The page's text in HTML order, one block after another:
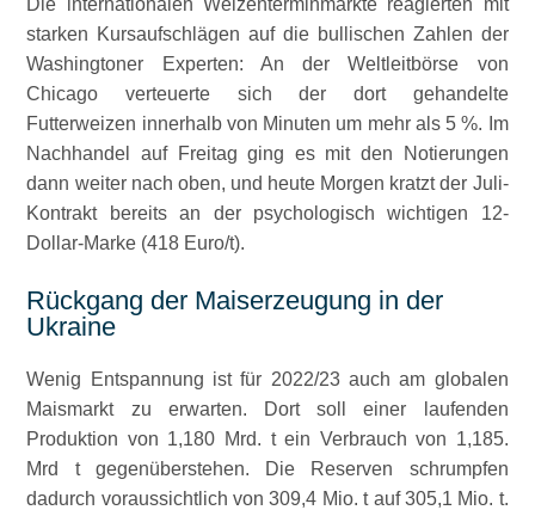
Die internationalen Weizenterminmärkte reagierten mit
starken Kursaufschlägen auf die bullischen Zahlen der
Washingtoner Experten: An der Weltleitbörse von
Chicago verteuerte sich der dort gehandelte
Futterweizen innerhalb von Minuten um mehr als 5 %. Im
Nachhandel auf Freitag ging es mit den Notierungen
dann weiter nach oben, und heute Morgen kratzt der Juli-
Kontrakt bereits an der psychologisch wichtigen 12-
Dollar-Marke (418 Euro/t).
Rückgang der Maiserzeugung in der
Ukraine
Wenig Entspannung ist für 2022/23 auch am globalen
Maismarkt zu erwarten. Dort soll einer laufenden
Produktion von 1,180 Mrd. t ein Verbrauch von 1,185.
Mrd t gegenüberstehen. Die Reserven schrumpfen
dadurch voraussichtlich von 309,4 Mio. t auf 305,1 Mio. t.